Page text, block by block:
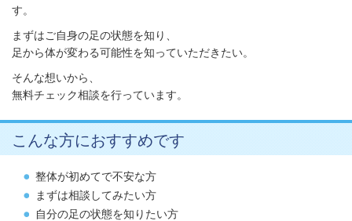
す。
まずはご自身の足の状態を知り、
足から体が変わる可能性を知っていただきたい。
そんな想いから、
無料チェック相談を行っています。
こんな方におすすめです
整体が初めてで不安な方
まずは相談してみたい方
自分の足の状態を知りたい方